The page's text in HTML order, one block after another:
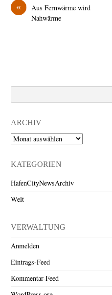
«
Aus Fernwärme wird
Nahwärme
ARCHIV
Archiv
KATEGORIEN
HafenCityNewsArchiv
Welt
VERWALTUNG
Anmelden
Eintrags-Feed
Kommentar-Feed